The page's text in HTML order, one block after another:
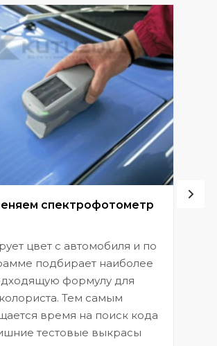
спектрофотометр
цвет с автомобиля и по
подбирает наиболее
формулу для
колориста. Тем самым
время на поиск кода
тестовые выкрасы